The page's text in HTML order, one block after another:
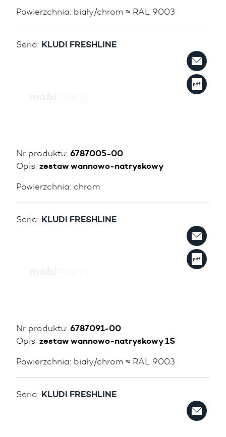
Powierzchnia: biały/chrom ≈ RAL 9003
Seria: KLUDI FRESHLINE
Nr produktu: 6787005-00
Opis: zestaw wannowo-natryskowy
Powierzchnia: chrom
Seria: KLUDI FRESHLINE
Nr produktu: 6787091-00
Opis: zestaw wannowo-natryskowy 1S
Powierzchnia: biały/chrom ≈ RAL 9003
Seria: KLUDI FRESHLINE